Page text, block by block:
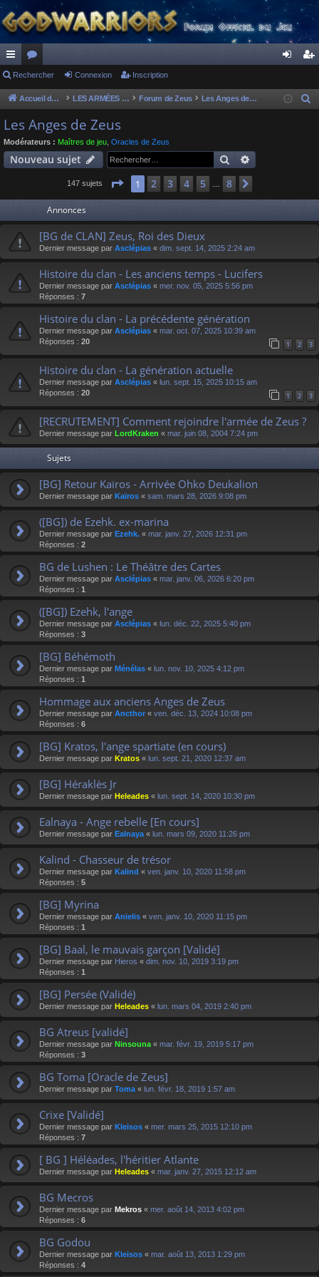
ac
co
ur
ci
or
u
m
s
ne cri
Rechercher Connexion Inscription
Accueil du forum LES ARMÉES DIVINES - FORUMS DE CLAN Forum de Zeus Les Anges de Zeus
e
Les Anges de Zeus
Modérateurs : Maîtres de jeu Oracles de Zeus
Nouveau sujet Rechercher
147 sujets Page 1sur
1 2 3 4 5 8
Annonces
[BG de CLAN] Zeus, Roi des Dieux
Dernier message par Asclépias « dim. sept. 14, 2025 2:24 am
Histoire du clan - Les anciens temps - Lucifers
Dernier message par Asclépias « mer. nov. 05, 2025 5:56 pm
Réponses : 7
Histoire du clan - La précédente génération
Dernier message par Asclépias « mar. oct. 07, 2025 10:39 am
Réponses : 20 1 2 3
Histoire du clan - La génération actuelle
Dernier message par Asclépias « lun. sept. 15, 2025 10:15 am
Réponses : 20 1 2 3
[RECRUTEMENT] Comment rejoindre l'armée de Zeus ?
Dernier message par LordKraken « mar. juin 08, 2004 7:24 pm
Sujets
[BG] Retour Kaïros - Arrivée Ohko Deukalion
Dernier message par Kaïros « sam. mars 28, 2026 9:08 pm
([BG]) de Ezehk. ex-marina
Dernier message par Ezehk. « mar. janv. 27, 2026 12:31 pm
Réponses : 2
BG de Lushen : Le Théâtre des Cartes
Dernier message par Asclépias « mar. janv. 06, 2026 6:20 pm
Réponses : 1
([BG]) Ezehk, l'ange
Dernier message par Asclépias « lun. déc. 22, 2025 5:40 pm
Réponses : 3
[BG] Béhémoth
Dernier message par Ménélas « lun. nov. 10, 2025 4:12 pm
Réponses : 1
Hommage aux anciens Anges de Zeus
Dernier message par Ancthor « ven. déc. 13, 2024 10:08 pm
Réponses : 6
[BG] Kratos, l'ange spartiate (en cours)
Dernier message par Kratos « lun. sept. 21, 2020 12:37 am
[BG] Héraklès Jr
Dernier message par Heleades « lun. sept. 14, 2020 10:30 pm
Ealnaya - Ange rebelle [En cours]
Dernier message par Ealnaya « lun. mars 09, 2020 11:26 pm
Kalind - Chasseur de trésor
Dernier message par Kalind « ven. janv. 10, 2020 11:58 pm
Réponses : 5
[BG] Myrina
Dernier message par Anielis « ven. janv. 10, 2020 11:15 pm
Réponses : 1
[BG] Baal, le mauvais garçon [Validé]
Dernier message par Hieros « dim. nov. 10, 2019 3:19 pm
Réponses : 1
[BG] Persée (Validé)
Dernier message par Heleades « lun. mars 04, 2019 2:40 pm
BG Atreus [validé]
Dernier message par Ninsouna « mar. févr. 19, 2019 5:17 pm
Réponses : 3
BG Toma [Oracle de Zeus]
Dernier message par Toma « lun. févr. 18, 2019 1:57 am
Crixe [Validé]
Dernier message par Kleisos « mer. mars 25, 2015 12:10 pm
Réponses : 7
[ BG ] Héléades, l'héritier Atlante
Dernier message par Heleades « mar. janv. 27, 2015 12:12 am
BG Mecros
Dernier message par Mekros « mer. août 14, 2013 4:02 pm
Réponses : 6
BG Godou
Dernier message par Kleisos « mar. août 13, 2013 1:29 pm
Réponses : 4